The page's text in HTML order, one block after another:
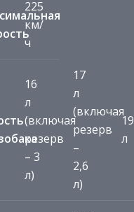
225
км/
ч
16
л
(включая
резерв
– 3
л)
17
л
(включая
резерв
–
2,6
л)
19
л